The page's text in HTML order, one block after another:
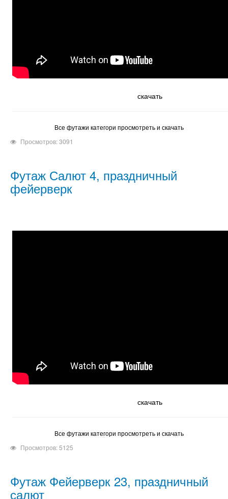
скачать
Все футажи категори просмотреть и скачать
Просмотров: 3091
Футаж Салют 4, праздничный
фейерверк
скачать
Все футажи категори просмотреть и скачать
Просмотров: 5125
Футаж Фейерверк 23, праздничный
салют